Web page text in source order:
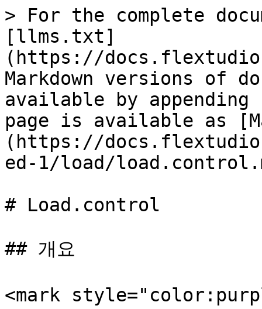
> For the complete
[llms.txt]
(https://
Markdown versions of
available by
page is available as
(https://
ed-1/load/
# Load.control
## 개요
<mark